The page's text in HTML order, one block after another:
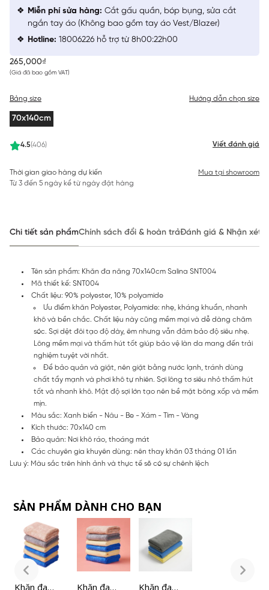
265,000₫
(Giá đã bao gồm VAT)
4.5(406) Viết đánh giá
Bảng size Hướng dẫn chọn size
70x140cm
Thời gian giao hàng dự kiến
Từ 3 đến 5 ngày kể từ ngày đặt hàng
Mua tại showroom
Miễn phí sửa hàng: Cắt gấu quần, bóp bụng, sửa cắt
ngắn tay áo (Không bao gồm tay áo Vest/Blazer)
Hotline: 18006226 hỗ trợ từ 8h00:22h00
Chi tiết sản phẩmChính sách đổi & hoàn trảĐánh giá & Nhận xét
Tên sản phẩm: Khăn đa năng 70x140cm Salina SNT004
Mã thiết kế: SNT004
Chất liệu: 90% polyester, 10% polyamide
Ưu điểm khăn Polyester, Polyamide: nhẹ, kháng khuẩn, nhanh
khô và bền chắc. Chất liệu này cũng mềm mại và dễ dàng chăm
sóc. Sợi dệt đôi tạo độ dày, êm nhưng vẫn đảm bảo độ siêu nhẹ.
Lông mềm mại và thấm hút tốt giúp bảo vệ làn da mang đến trải
nghiệm tuyệt vời nhất.
Để bảo quản và giặt, nên giặt bằng nước lạnh, tránh dùng
chất tẩy mạnh và phơi khô tự nhiên. Sợi lông tơ siêu nhỏ thấm hút
tốt và nhanh khô. Mật độ sợi lớn tạo nên bề mặt bông xốp và mềm
mịn.
Màu sắc: Xanh biển - Nâu - Be - Xám - Tím - Vàng
Kích thước: 70x140 cm
Bảo quản: Nơi khô ráo, thoáng mát
Các chuyên gia khuyên dùng: nên thay khăn 03 tháng 01 lần
Lưu ý: Màu sắc trên hình ảnh và thực tế sẽ có sự chênh lệch
SẢN PHẨM DÀNH CHO BẠN
Khăn đa
Khăn đa
Khăn đa